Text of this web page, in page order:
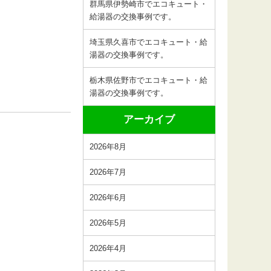
群馬県伊勢崎市でエコキュート・
給湯器の交換事例です。
埼玉県久喜市でエコキュート・給
湯器の交換事例です。
栃木県佐野市でエコキュート・給
湯器の交換事例です。
アーカイブ
2026年8月
2026年7月
2026年6月
2026年5月
2026年4月